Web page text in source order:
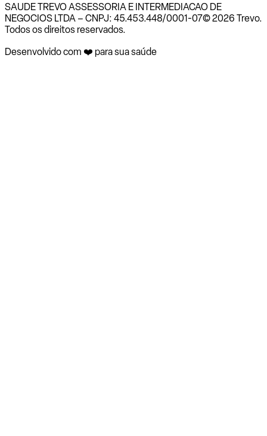
SAUDE TREVO ASSESSORIA E INTERMEDIACAO DE
NEGOCIOS LTDA – CNPJ: 45.453.448/0001-07© 2026 Trevo.
Todos os direitos reservados.
Desenvolvido com ❤️ para sua saúde